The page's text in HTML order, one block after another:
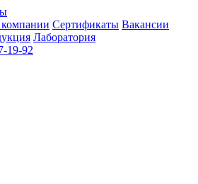
Сертификаты Вакансии
Лаборатория
19-92